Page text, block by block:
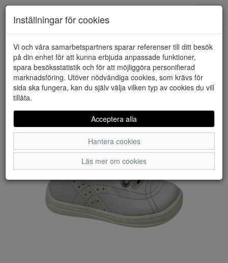
HEM KAVAT
Inställningar för cookies
Vi och våra samarbetspartners sparar referenser till ditt besök
på din enhet för att kunna erbjuda anpassade funktioner,
spara besöksstatistik och för att möjliggöra personifierad
marknadsföring. Utöver nödvändiga cookies, som krävs för
sida ska fungera, kan du själv välja vilken typ av cookies du vill
tillåta.
Acceptera alla
Hantera cookies
Läs mer om cookies